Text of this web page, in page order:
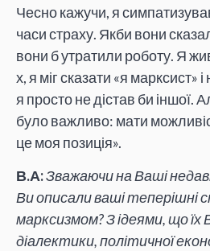
Чесно кажучи, я
часи страху. Якби вони
вони б утратили роботу. Я
х, я міг сказати «я марксист»
я просто не дістав би іншої.
було важливо: мати
це моя позиція».
В.А:Зважаючи на Ваші
Ви описали ваші теперішні
марксизмом? З ідеями, що їх
діалектики, політичної